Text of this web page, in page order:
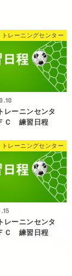
トレーニングセンター
ーニンセンタ
Ｃ 練習日程
トレーニングセンター
ーニンセンタ
Ｃ 練習日程